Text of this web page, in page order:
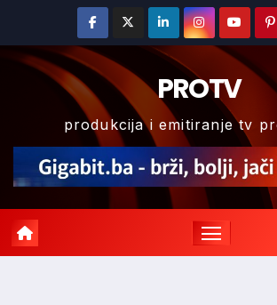
content
PROTV
produkcija i emitiranje tv